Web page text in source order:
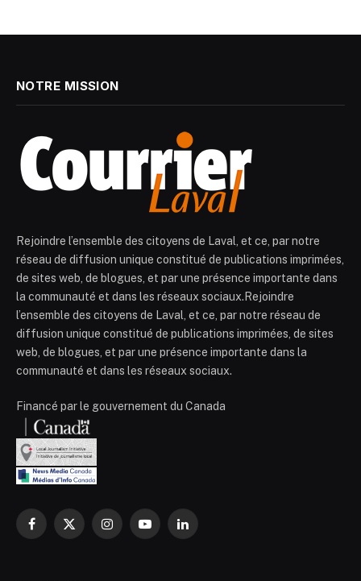
NOTRE MISSION
Rejoindre l’ensemble des citoyens de Laval, et ce, par notre
réseau de diffusion unique constitué de publications imprimées,
de sites web, de blogues, et par une présence importante dans
la communauté et dans les réseaux sociaux.Rejoindre
l’ensemble des citoyens de Laval, et ce, par notre réseau de
diffusion unique constitué de publications imprimées, de sites
web, de blogues, et par une présence importante dans la
communauté et dans les réseaux sociaux.
Financé par le gouvernement du Canada
Facebook
X
InstagramYouTubeLinkedIn